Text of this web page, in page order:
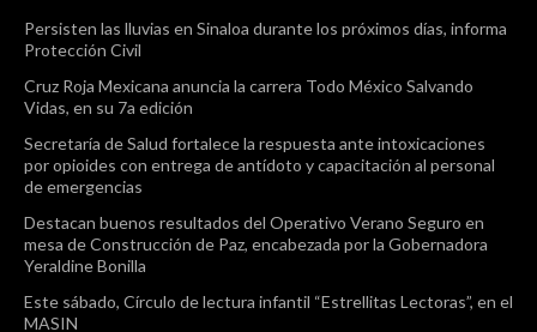
Persisten las lluvias en Sinaloa durante los próximos días, informa
Protección Civil
Cruz Roja Mexicana anuncia la carrera Todo México Salvando
Vidas, en su 7a edición
Secretaría de Salud fortalece la respuesta ante intoxicaciones
por opioides con entrega de antídoto y capacitación al personal
de emergencias
Destacan buenos resultados del Operativo Verano Seguro en
mesa de Construcción de Paz, encabezada por la Gobernadora
Yeraldine Bonilla
Este sábado, Círculo de lectura infantil “Estrellitas Lectoras”, en el
MASIN